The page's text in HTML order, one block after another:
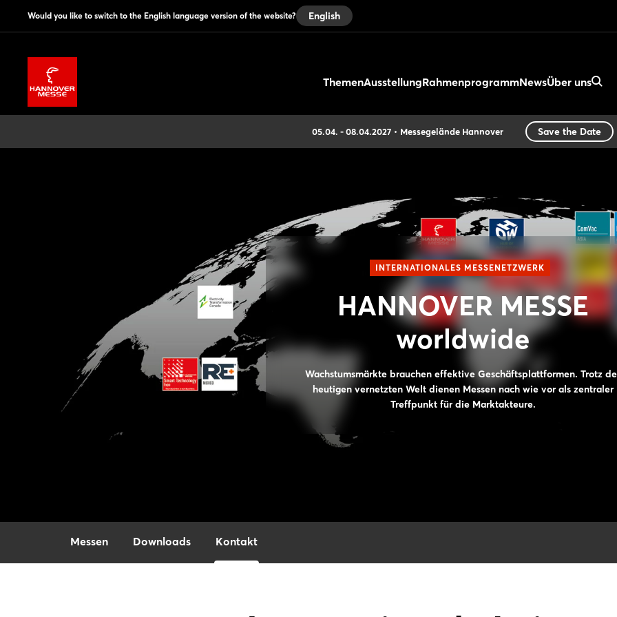
Would you like to switch to the English language version of the website? English
ThemenAusstellungRahmenprogrammNewsÜber uns
05.04. - 08.04.2027 Messegelände Hannover Save the Date
INTERNATIONALES MESSENETZWERK
HANNOVER MESSE
worldwide
Wachstumsmärkte brauchen effektive Geschäftsplattformen. Trotz
heutigen vernetzten Welt dienen Messen nach wie vor als zentraler
Treffpunkt für die Marktakteure.
Messen Downloads Kontakt